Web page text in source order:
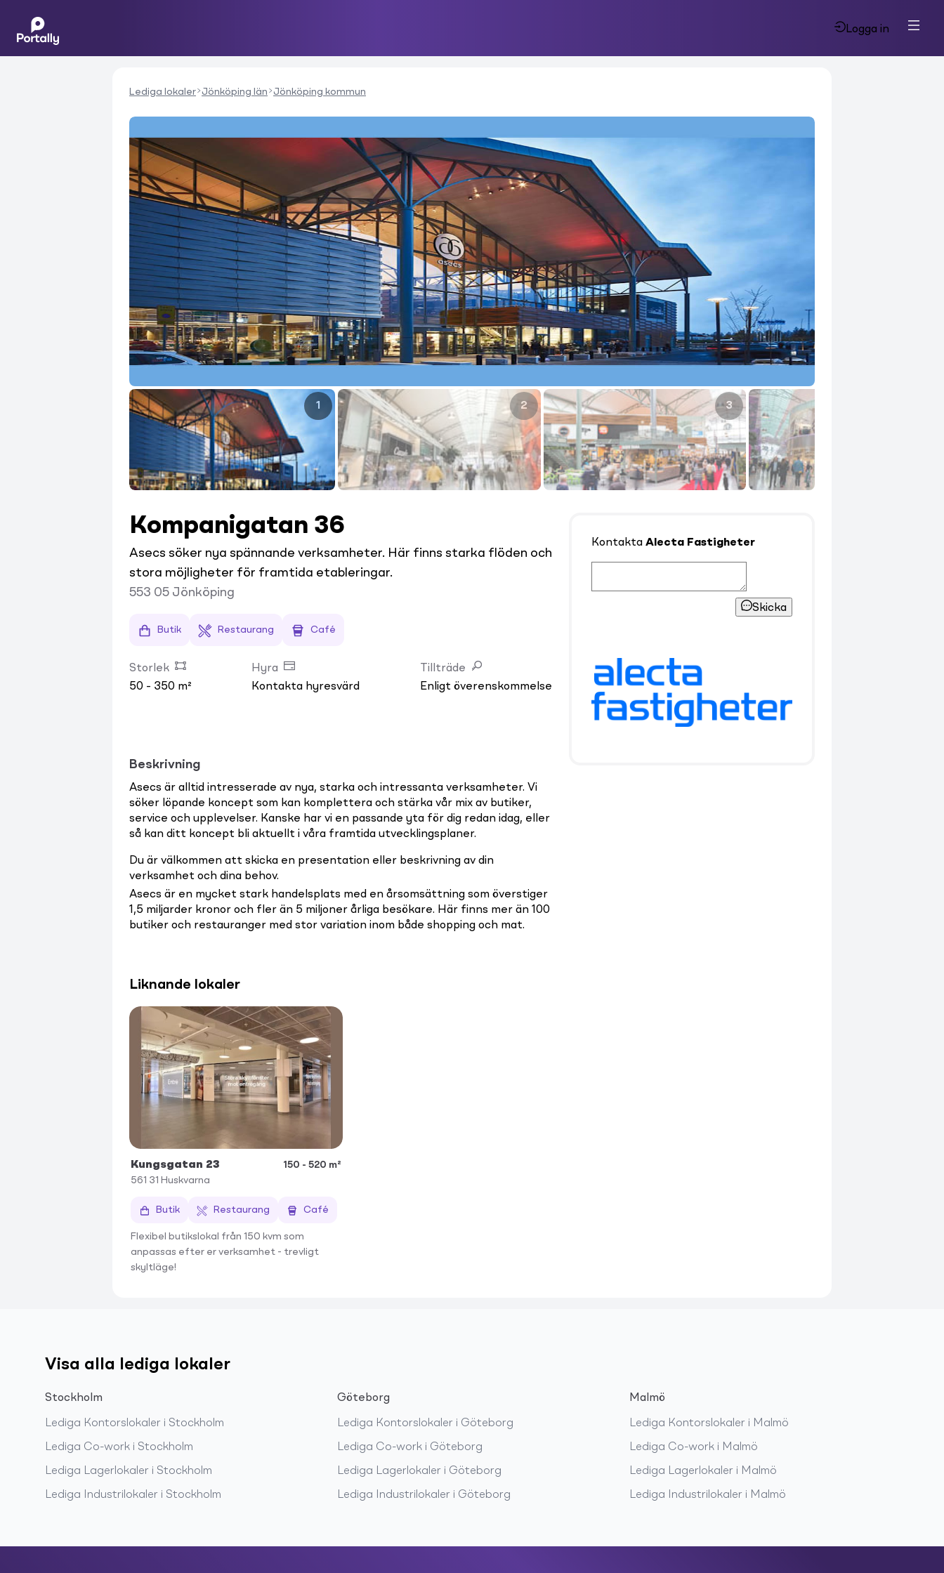
Logga in
Lediga lokaler Jönköping län Jönköping kommun
1 2 3
Kompanigatan 36
Asecs söker nya spännande verksamheter. Här finns starka flöden och
stora möjligheter för framtida etableringar.
553 05 Jönköping
Butik Restaurang Café
Storlek
50 - 350 m²
Hyra
Kontakta hyresvärd
Tillträde
Enligt överenskommelse
Beskrivning
Asecs är alltid intresserade av nya, starka och intressanta verksamheter. Vi
söker löpande koncept som kan komplettera och stärka vår mix av butiker,
service och upplevelser. Kanske har vi en passande yta för dig redan idag, eller
så kan ditt koncept bli aktuellt i våra framtida utvecklingsplaner.
Du är välkommen att skicka en presentation eller beskrivning av din
verksamhet och dina behov.
Asecs är en mycket stark handelsplats med en årsomsättning som överstiger
1,5 miljarder kronor och fler än 5 miljoner årliga besökare. Här finns mer än 100
butiker och restauranger med stor variation inom både shopping och mat.
Kontakta Alecta Fastigheter
Skicka
Liknande lokaler
Kungsgatan 23
150 - 520 m²
561 31 Huskvarna
Butik Restaurang Café
Flexibel butikslokal från 150 kvm som
anpassas efter er verksamhet - trevligt
skyltläge!
Visa alla lediga lokaler
Stockholm
Lediga Kontorslokaler i Stockholm
Lediga Co-work i Stockholm
Lediga Lagerlokaler i Stockholm
Lediga Industrilokaler i Stockholm
Göteborg
Lediga Kontorslokaler i Göteborg
Lediga Co-work i Göteborg
Lediga Lagerlokaler i Göteborg
Lediga Industrilokaler i Göteborg
Malmö
Lediga Kontorslokaler i Malmö
Lediga Co-work i Malmö
Lediga Lagerlokaler i Malmö
Lediga Industrilokaler i Malmö